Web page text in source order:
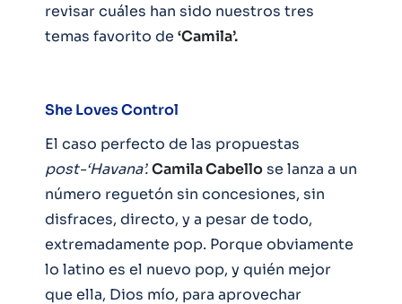
revisar cuáles han sido nuestros tres
temas favorito de ‘Camila’.
She Loves Control
El caso perfecto de las propuestas
post-‘Havana’.Camila Cabellose lanza a un
número reguetón sin concesiones, sin
disfraces, directo, y a pesar de todo,
extremadamente pop. Porque obviamente
lo latino es el nuevo pop, y quién mejor
que ella, Dios mío, para aprovechar